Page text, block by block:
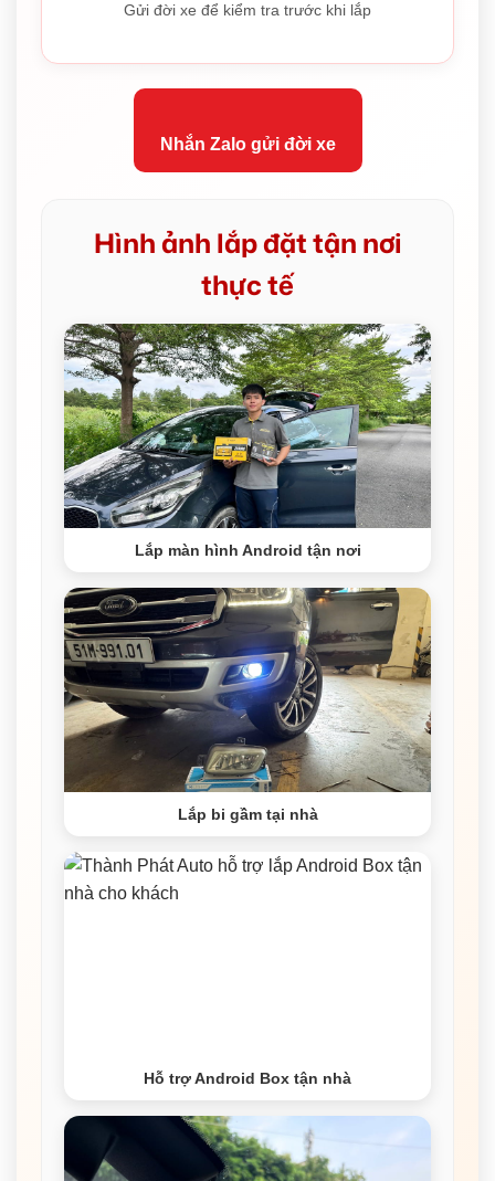
Gửi đời xe để kiểm tra trước khi lắp
Nhắn Zalo gửi đời xe
Hình ảnh lắp đặt tận nơi
thực tế
Lắp màn hình Android tận nơi
Lắp bi gầm tại nhà
Hỗ trợ Android Box tận nhà